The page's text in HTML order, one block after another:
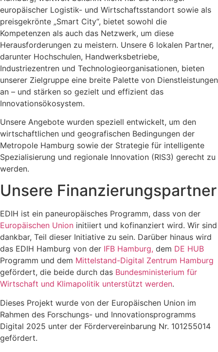
europäischer Logistik- und Wirtschaftsstandort sowie als
preisgekrönte „Smart City“, bietet sowohl die
Kompetenzen als auch das Netzwerk, um diese
Herausforderungen zu meistern. Unsere 6 lokalen Partner,
darunter Hochschulen, Handwerksbetriebe,
Industriezentren und Technologieorganisationen, bieten
unserer Zielgruppe eine breite Palette von Dienstleistungen
an – und stärken so gezielt und effizient das
Innovationsökosystem.
Unsere Angebote wurden speziell entwickelt, um den
wirtschaftlichen und geografischen Bedingungen der
Metropole Hamburg sowie der Strategie für intelligente
Spezialisierung und regionale Innovation (RIS3) gerecht zu
werden.
Unsere Finanzierungspartner
EDIH ist ein paneuropäisches Programm, dass von der
Europäischen Union initiiert und kofinanziert wird. Wir sind
dankbar, Teil dieser Initiative zu sein. Darüber hinaus wird
das EDIH Hamburg von der IFB Hamburg, dem DE HUB
Programm und dem Mittelstand-Digital Zentrum Hamburg
gefördert, die beide durch das Bundesministerium für
Wirtschaft und Klimapolitik unterstützt werden.
Dieses Projekt wurde von der Europäischen Union im
Rahmen des Forschungs- und Innovationsprogramms
Digital 2025 unter der Fördervereinbarung Nr. 101255014
gefördert.